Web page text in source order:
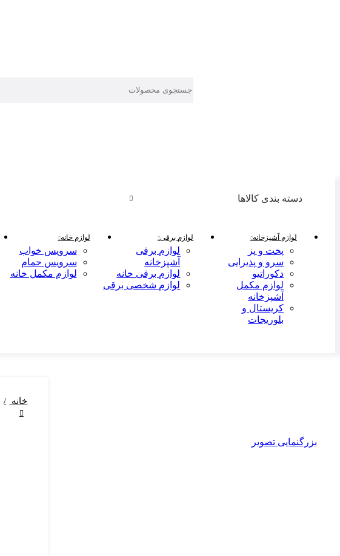
دسته بندی کالاها
لوازم آشپزخانه
پخت و پز
سرو و پذیرایی
دکوراتیو
لوازم مکمل
آشپزخانه
کریستال و
بلوریجات
لوازم برقی
لوازم برقی
آشپزخانه
لوازم برقی خانه
لوازم شخصی برقی
لوازم خانه
سرویس خواب
سرویس حمام
لوازم مکمل خانه
بزرگنمایی تصویر
خانه